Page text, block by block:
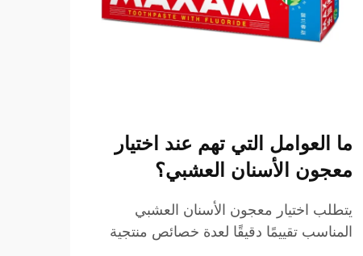
ما العوامل التي تهم عند اختيار
معجون الأسنان العشبي؟
يتطلب اختيار معجون الأسنان العشبي
المناسب تقييمًا دقيقًا لعدة خصائص منتجية